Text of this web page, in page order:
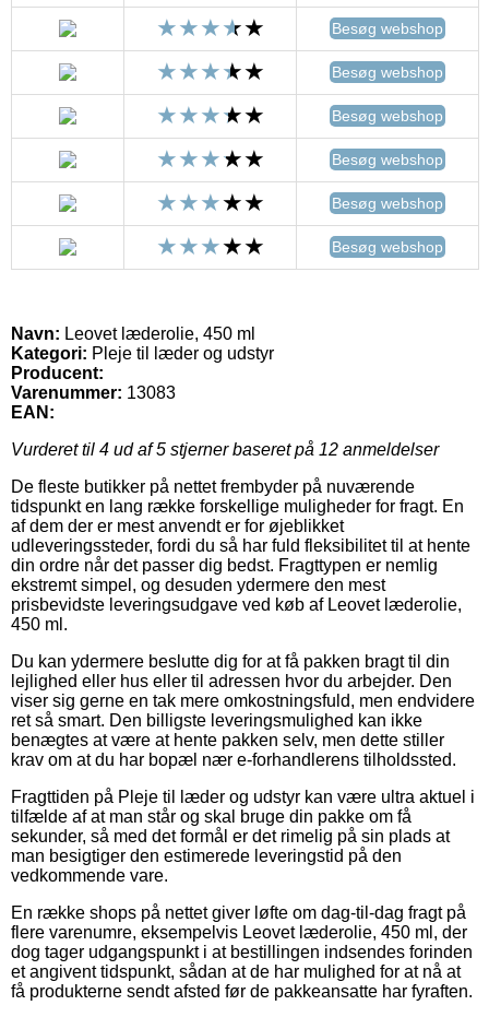
Besøg webshop
Besøg webshop
Besøg webshop
Besøg webshop
Besøg webshop
Besøg webshop
Navn: Leovet læderolie, 450 ml
Kategori: Pleje til læder og udstyr
Producent:
Varenummer: 13083
EAN:
Vurderet til 4 ud af 5 stjerner baseret på 12 anmeldelser
De fleste butikker på nettet frembyder på nuværende
tidspunkt en lang række forskellige muligheder for fragt. En
af dem der er mest anvendt er for øjeblikket
udleveringssteder, fordi du så har fuld fleksibilitet til at hente
din ordre når det passer dig bedst. Fragttypen er nemlig
ekstremt simpel, og desuden ydermere den mest
prisbevidste leveringsudgave ved køb af Leovet læderolie,
450 ml.
Du kan ydermere beslutte dig for at få pakken bragt til din
lejlighed eller hus eller til adressen hvor du arbejder. Den
viser sig gerne en tak mere omkostningsfuld, men endvidere
ret så smart. Den billigste leveringsmulighed kan ikke
benægtes at være at hente pakken selv, men dette stiller
krav om at du har bopæl nær e-forhandlerens tilholdssted.
Fragttiden på Pleje til læder og udstyr kan være ultra aktuel i
tilfælde af at man står og skal bruge din pakke om få
sekunder, så med det formål er det rimelig på sin plads at
man besigtiger den estimerede leveringstid på den
vedkommende vare.
En række shops på nettet giver løfte om dag-til-dag fragt på
flere varenumre, eksempelvis Leovet læderolie, 450 ml, der
dog tager udgangspunkt i at bestillingen indsendes forinden
et angivent tidspunkt, sådan at de har mulighed for at nå at
få produkterne sendt afsted før de pakkeansatte har fyraften.